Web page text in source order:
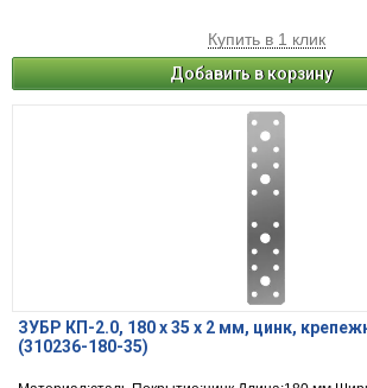
Купить в 1 клик
Добавить в корзину
ЗУБР КП-2.0, 180 x 35 x 2 мм, цинк,
(310236-180-35)